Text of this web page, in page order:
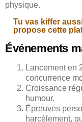
physique.
Tu vas kiffer
propose cette
Événements
Lancement en
concurrence
Croissance
humour.
Épreuves
harcèlement,